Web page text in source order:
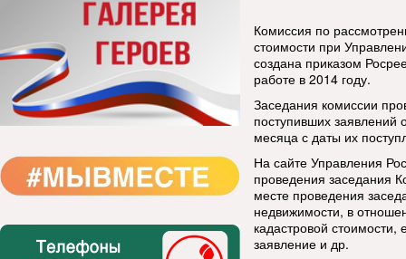
Комиссия по
стоимости при
создана приказом
работе в 2014 году.
Заседания комиссии
поступивших заявлений
месяца с даты их
На сайте Управления
проведения заседания
месте проведения
недвижимости, в
кадастровой
заявление и др.